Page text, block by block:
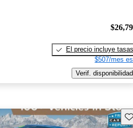
El precio incluye tasas
$507/mes
Verif. disponibilidad